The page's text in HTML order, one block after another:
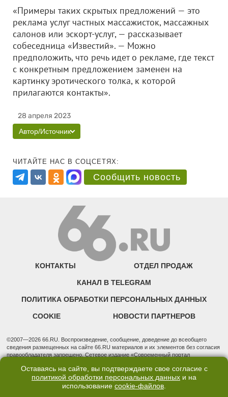
«Примеры таких скрытых предложений — это
реклама услуг частных массажисток, массажных
салонов или эскорт-услуг, — рассказывает
собеседница «Известий». — Можно
предположить, что речь идет о рекламе, где текст
с конкретным предложением заменен на
картинку эротического толка, к которой
прилагаются контакты».
28 апреля 2023
Автор/Источник
ЧИТАЙТЕ НАС В СОЦСЕТЯХ:
Сообщить новость
КОНТАКТЫ ОТДЕЛ ПРОДАЖ
КАНАЛ В TELEGRAM
ПОЛИТИКА ОБРАБОТКИ ПЕРСОНАЛЬНЫХ ДАННЫХ
COOKIE НОВОСТИ ПАРТНЕРОВ
©2007—2026 66.RU. Воспроизведение, сообщение, доведение до всеобщего
сведения размещенных на сайте 66.RU материалов и их элементов без согласия
правообладателя запрещено. Сетевое издание «Современный портал
надзору в сфере связи, информационных технологий и массовых коммуникаций
(Роскомнадзор). Регистрационный номер ЭЛ № ФС 77 - 76634 от 02.09.2019
Учредитель: Общество с ограниченной ответственностью "66.ру". Юридический
Оставаясь на сайте, вы подтверждаете свое согласие с
политикой обработки персональных данных и на
использование cookie-файлов.